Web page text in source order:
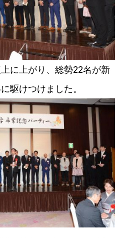
に上がり、総勢22名が新
駆けつけました。